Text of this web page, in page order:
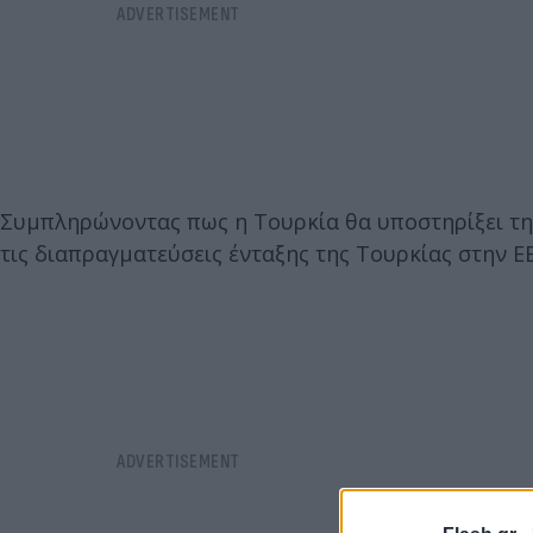
Συμπληρώνοντας πως η Τουρκία θα υποστηρίξει
τις διαπραγματεύσεις ένταξης της Τουρκίας στην